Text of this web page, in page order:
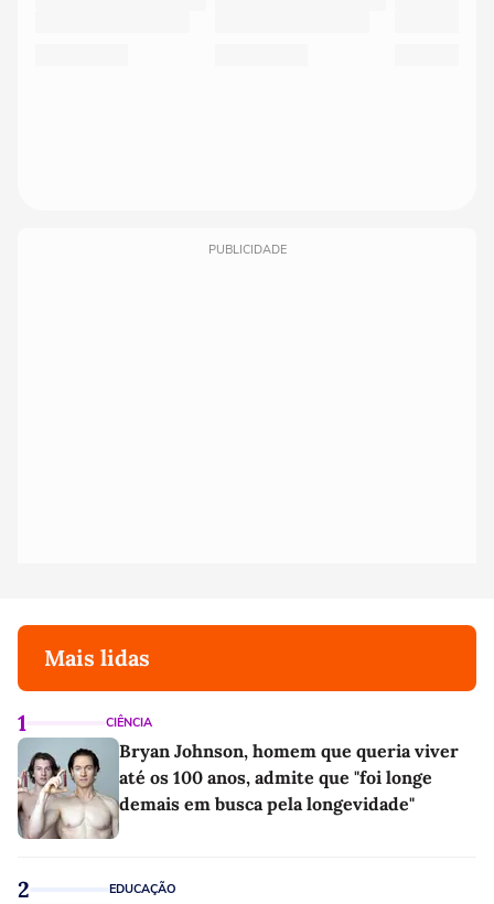
PUBLICIDADE
Mais lidas
1 CIÊNCIA
Bryan Johnson, homem que queria viver
até os 100 anos, admite que "foi longe
demais em busca pela longevidade"
2 EDUCAÇÃO